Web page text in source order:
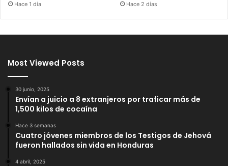
Hace 1 día Hace 2 días
Most Viewed Posts
30 junio, 2025
Envían a juicio a 8 extranjeros por traficar más de
1,500 kilos de cocaína
Hace 3 semanas
Cuatro jóvenes miembros de los Testigos de Jehová
fueron hallados sin vida en Honduras
4 abril, 2025